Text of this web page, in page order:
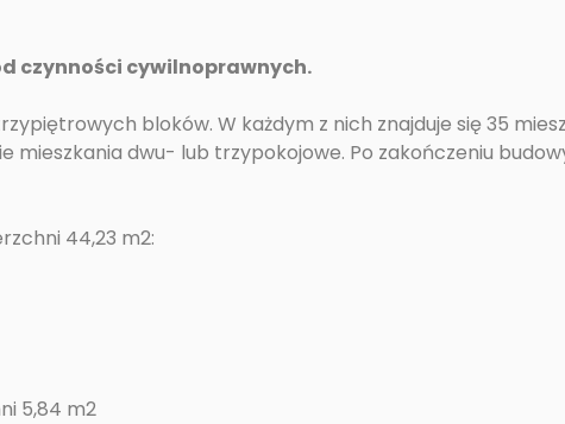
czynności cywilnoprawnych.
bloków. W każdym z nich znajduje się 35
mieszkania dwu- lub trzypokojowe. Po zakończeniu
44,23 m2:
5,84 m2